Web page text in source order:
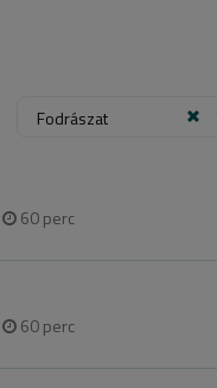
Fodrászat
60perc
60perc